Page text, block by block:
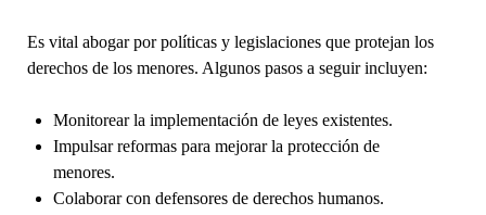
Es vital abogar por políticas y legislaciones que protejan los
derechos de los menores. Algunos pasos a seguir incluyen:
Monitorear la implementación de leyes existentes.
Impulsar reformas para mejorar la protección de
menores.
Colaborar con defensores de derechos humanos.